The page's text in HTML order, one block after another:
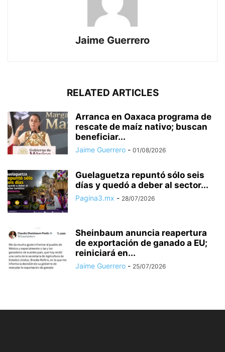
Jaime Guerrero
RELATED ARTICLES
Arranca en Oaxaca programa de
rescate de maíz nativo; buscan
beneficiar...
Jaime Guerrero - 01/08/2026
Guelaguetza repuntó sólo seis
días y quedó a deber al sector...
Pagina3.mx - 28/07/2026
Sheinbaum anuncia reapertura
de exportación de ganado a EU;
reiniciará en...
Jaime Guerrero - 25/07/2026